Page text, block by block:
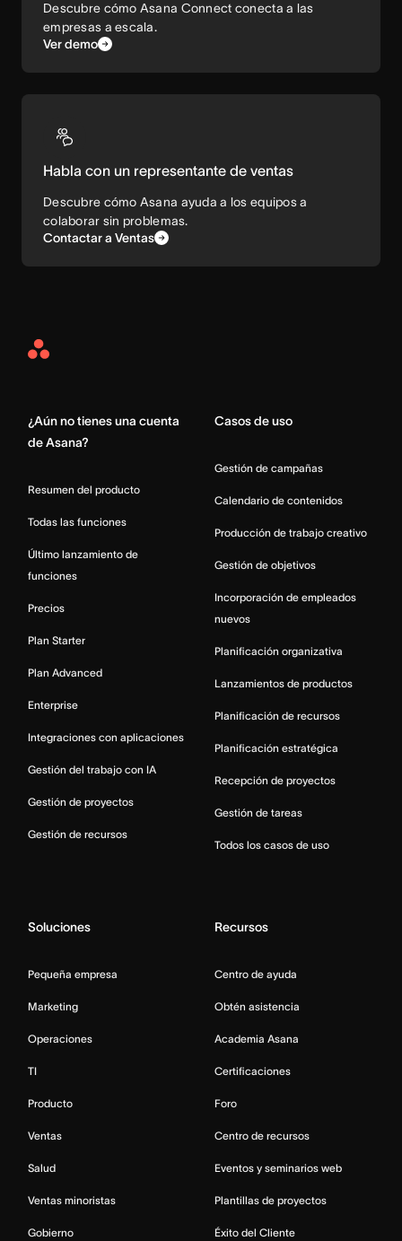
Descubre cómo Asana Connect conecta a las
empresas a escala.
Ver demo
Habla con un representante de ventas
Descubre cómo Asana ayuda a los equipos a
colaborar sin problemas.
Contactar a Ventas
Asana
¿Aún no tienes una cuenta
de Asana?
Resumen del producto
Todas las funciones
Último lanzamiento de
funciones
Precios
Plan Starter
Plan Advanced
Enterprise
Integraciones con aplicaciones
Gestión del trabajo con IA
Gestión de proyectos
Gestión de recursos
Casos de uso
Gestión de campañas
Calendario de contenidos
Producción de trabajo creativo
Gestión de objetivos
Incorporación de empleados
nuevos
Planificación organizativa
Lanzamientos de productos
Planificación de recursos
Planificación estratégica
Recepción de proyectos
Gestión de tareas
Todos los casos de uso
Soluciones
Pequeña empresa
Marketing
Operaciones
TI
Producto
Ventas
Salud
Ventas minoristas
Gobierno
Recursos
Centro de ayuda
Obtén asistencia
Academia Asana
Certificaciones
Foro
Centro de recursos
Eventos y seminarios web
Plantillas de proyectos
Éxito del Cliente